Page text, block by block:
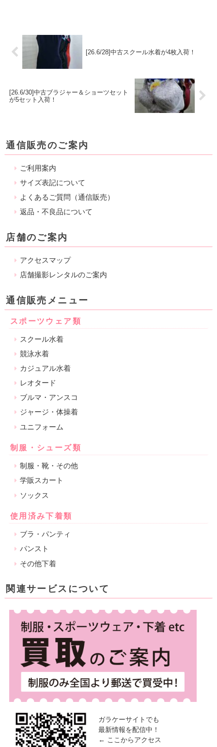
[26.6/28]中古スクール水着が4枚入荷！
[26.6/30]中古ブラジャー＆ショーツセット
が5セット入荷！
通信販売のご案内
ご利用案内
サイズ表記について
よくあるご質問（通信販売）
返品・不良品について
店舗のご案内
アクセスマップ
店舗撮影レンタルのご案内
通信販売メニュー
スポーツウェア類
スクール水着
競泳水着
カジュアル水着
レオタード
ブルマ・アンスコ
ジャージ・体操着
ユニフォーム
制服・シューズ類
制服・靴・その他
学販スカート
ソックス
使用済み下着類
ブラ・パンティ
パンスト
その他下着
関連サービスについて
ガラケーサイトでも
最新情報を配信中！
← ここからアクセス